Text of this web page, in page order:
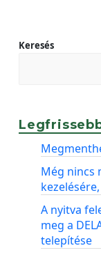
Keresés
Még nincs
A nyitva
meg a
telepítése